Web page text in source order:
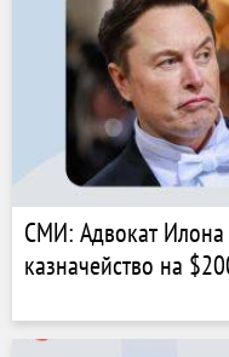
СМИ: Адвокат Илона
казначейство на